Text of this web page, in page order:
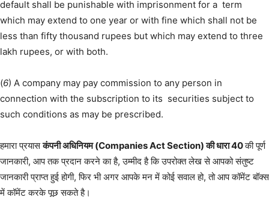
default shall be punishable with imprisonment for a term
which may extend to one year or with fine which shall not be
less than fifty thousand rupees but which may extend to three
lakh rupees, or with both.
(6) A company may pay commission to any person in
connection with the subscription to its securities subject to
such conditions as may be prescribed.
हमारा प्रयासकंपनी अधिनियम (Companies Act Section) की धारा 40की पूर्ण
जानकारी, आप तक प्रदान करने का है, उम्मीद है कि उपरोक्त लेख से आपको संतुष्ट
जानकारी प्राप्त हुई होगी, फिर भी अगर आपके मन में कोई सवाल हो, तो आप कॉमेंट बॉक्स
में कॉमेंट करके पूछ सकते है।